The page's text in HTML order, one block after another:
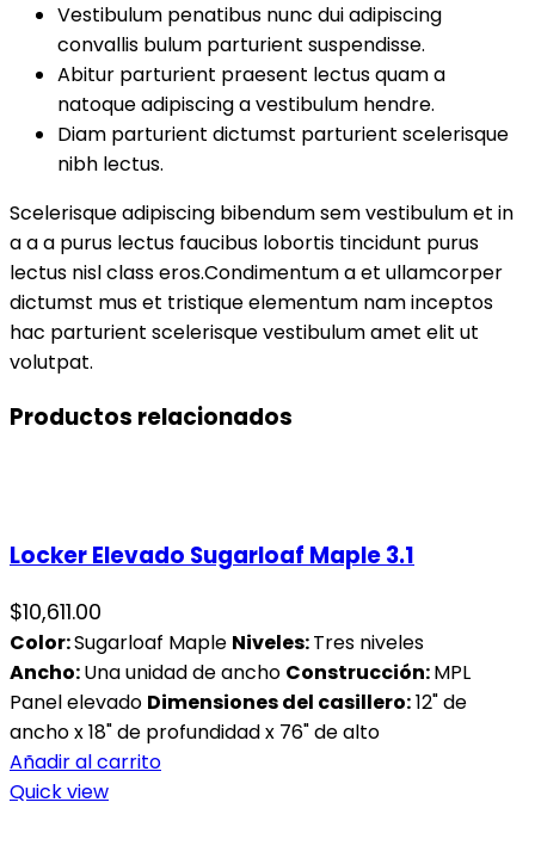
Vestibulum penatibus nunc dui adipiscing
convallis bulum parturient suspendisse.
Abitur parturient praesent lectus quam a
natoque adipiscing a vestibulum hendre.
Diam parturient dictumst parturient scelerisque
nibh lectus.
Scelerisque adipiscing bibendum sem vestibulum et in
a a a purus lectus faucibus lobortis tincidunt purus
lectus nisl class eros.Condimentum a et ullamcorper
dictumst mus et tristique elementum nam inceptos
hac parturient scelerisque vestibulum amet elit ut
volutpat.
Productos relacionados
Locker Elevado Sugarloaf Maple 3.1
$10,611.00
Color:Sugarloaf Maple Niveles:Tres niveles
Ancho:Una unidad de ancho Construcción:MPL
Panel elevado Dimensiones del casillero:12" de
ancho x 18" de profundidad x 76" de alto
Añadir al carrito
Quick view